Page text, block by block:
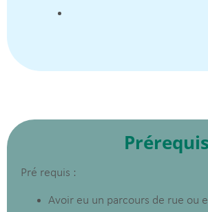
Prérequis
Pré requis :
Avoir eu un parcours de rue ou